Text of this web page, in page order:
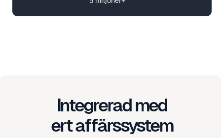
Integrerad med
ert affärssystem